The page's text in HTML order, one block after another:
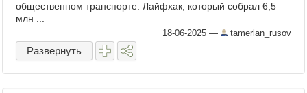
общественном транспорте. Лайфхак, который собрал 6,5
млн ...
18-06-2025 — tamerlan_rusov
Развернуть